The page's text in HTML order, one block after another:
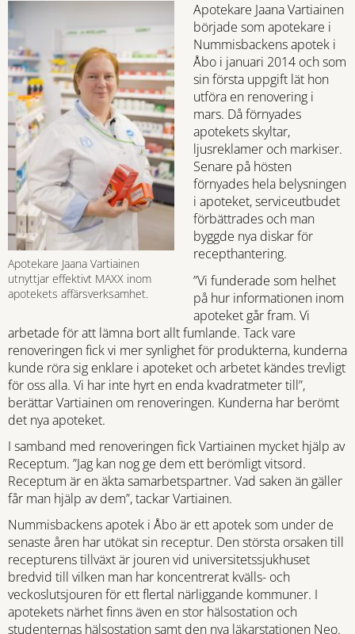
Apotekare Jaana Vartiainen
utnyttjar effektivt MAXX inom
apotekets affärsverksamhet.
Apotekare Jaana Vartiainen
började som apotekare i
Nummisbackens apotek i
Åbo i januari 2014 och som
sin första uppgift lät hon
utföra en renovering i
mars. Då förnyades
apotekets skyltar,
ljusreklamer och markiser.
Senare på hösten
förnyades hela belysningen
i apoteket, serviceutbudet
förbättrades och man
byggde nya diskar för
recepthantering.
”Vi funderade som helhet
på hur informationen inom
apoteket går fram. Vi
arbetade för att lämna bort allt fumlande. Tack vare
renoveringen fick vi mer synlighet för produkterna, kunderna
kunde röra sig enklare i apoteket och arbetet kändes trevligt
för oss alla. Vi har inte hyrt en enda kvadratmeter till”,
berättar Vartiainen om renoveringen. Kunderna har berömt
det nya apoteket.
I samband med renoveringen fick Vartiainen mycket hjälp av
Receptum. ”Jag kan nog ge dem ett berömligt vitsord.
Receptum är en äkta samarbetspartner. Vad saken än gäller
får man hjälp av dem”, tackar Vartiainen.
Nummisbackens apotek i Åbo är ett apotek som under de
senaste åren har utökat sin receptur. Den största orsaken till
recepturens tillväxt är jouren vid universitetssjukhuset
bredvid till vilken man har koncentrerat kvälls- och
veckoslutsjouren för ett flertal närliggande kommuner. I
apotekets närhet finns även en stor hälsostation och
studenternas hälsostation samt den nya läkarstationen Neo.